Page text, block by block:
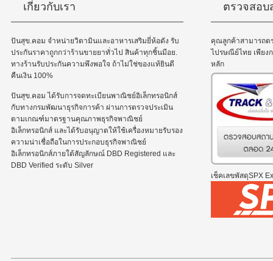
เกี่ยวกับเรา
ปันสุข.คอม จำหน่ายวิตามินและอาหารเสริมยี่ห้อดัง รับ
ประกันราคาถูกกว่าร้านขายยาทั่วไป สินค้าทุกชิ้นมีอย.
ทางร้านรับประกันความพึงพอใจ ถ้าไม่ใช่ของแท้ยินดี
คืนเงิน 100%
ปันสุข.คอม ได้รับการจดทะเบียนพาณิชย์อิเล็กทรอนิกส์
กับทางกรมพัฒนาธุรกิจการค้า ผ่านการตรวจประเมิน
ตามเกณฑ์มาตรฐานคุณภาพธุรกิจพาณิชย์
อิเล็กทรอนิกส์ และได้รับอนุญาตให้ใช้เครื่องหมายรับรอง
ความน่าเชื่อถือในการประกอบธุรกิจพาณิชย์
อิเล็กทรอนิกส์ภายใต้สัญลักษณ์ DBD Registered และ
DBD Verified ระดับ Silver
ตรวจสอ
คุณลูกค้าสามารถต
ไปรษณีย์ไทย เพียง
หลัก
เช็คเลขพัสดุSPX